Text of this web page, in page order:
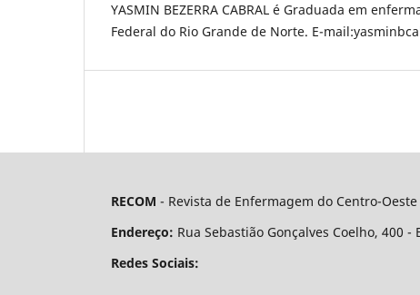
YASMIN BEZERRA CABRAL é Graduada em
Federal do Rio Grande de Norte. E-
RECOM - Revista de Enfermagem do Centro-
Endereço: Rua Sebastião Gonçalves Coelho, 400
Redes Sociais: